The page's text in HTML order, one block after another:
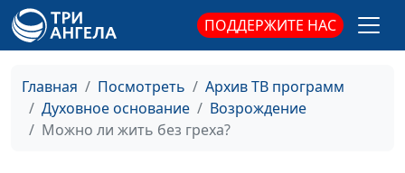
ПОДДЕРЖИТЕ НАС
Главная Посмотреть
Архив ТВ программ
Духовное основание
Возрождение
Можно ли жить без греха?
Новый год: как
встретить и
Андрей Качалаба,
священнослужитель
#324
Когда родился
Христос?
Андрей Качалаба,
священнослужитель